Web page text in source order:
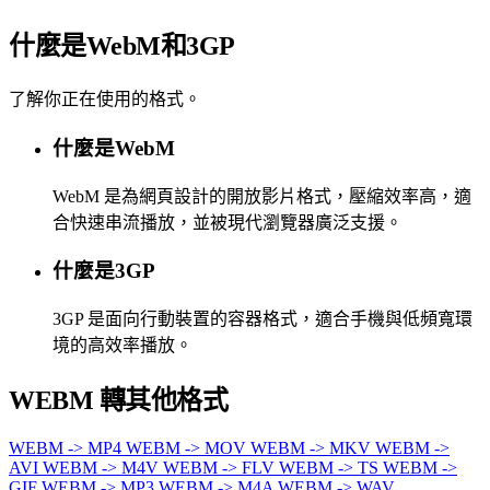
什麼是WebM和3GP
了解你正在使用的格式。
什麼是WebM
WebM 是為網頁設計的開放影片格式，壓縮效率高，適
合快速串流播放，並被現代瀏覽器廣泛支援。
什麼是3GP
3GP 是面向行動裝置的容器格式，適合手機與低頻寬環
境的高效率播放。
WEBM 轉其他格式
WEBM -> MP4 WEBM -> MOV WEBM -> MKV WEBM ->
AVI WEBM -> M4V WEBM -> FLV WEBM -> TS WEBM ->